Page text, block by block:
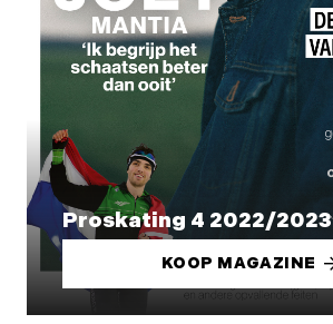
Proskating 4 2022/2023
KOOP MAGAZINE